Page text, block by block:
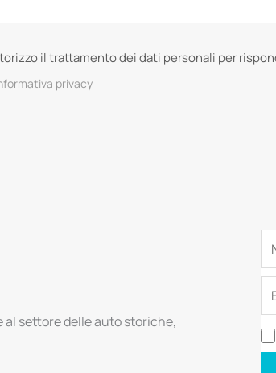
il trattamento dei dati personali per
privacy
al settore delle auto storiche,